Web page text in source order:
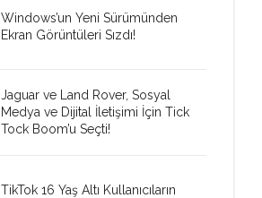
Windows’un Yeni Sürümünden
Ekran Görüntüleri Sızdı!
Jaguar ve Land Rover, Sosyal
Medya ve Dijital İletişimi İçin Tick
Tock Boom’u Seçti!
TikTok 16 Yaş Altı Kullanıcıların